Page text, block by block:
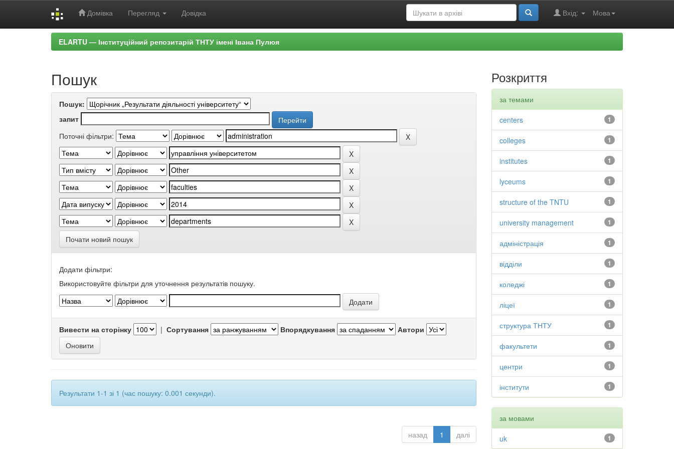
Домівка Перегляд Довідка Мова
Вхід:
ELARTU — Інституційний репозитарій ТНТУ імені Івана Пулюя
Пошук
Пошук:
запит
Поточні фільтри:
Почати новий пошук
Додати фільтри:
Використовуйте фільтри для уточнення результатів пошуку.
Вивести на сторінку | Сортування Впорядкування Автори
Результати 1-1 зі 1 (час пошуку: 0.001 секунди).
назад 1 далі
Розкриття
за темами
1
centers
1
colleges
1
institutes
1
lyceums
1
structure of the TNTU
1
university management
1
адміністрація
1
відділи
1
коледжі
1
ліцеї
1
структура ТНТУ
1
факультети
1
центри
1
інститути
за мовами
1
uk